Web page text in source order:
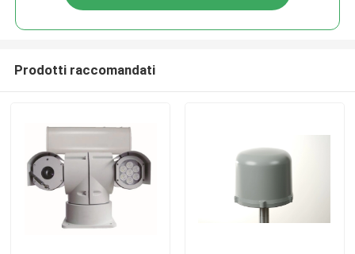
Prodotti raccomandati